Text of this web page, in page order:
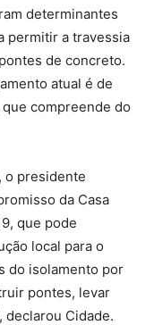
determinantes
permitir a travessia
de concreto.
atual é de
compreende do
o presidente
da Casa
que pode
local para o
do isolamento por
pontes, levar
declarou Cidade.